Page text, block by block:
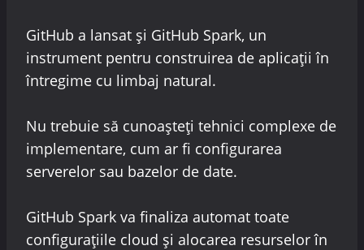
GitHub a lansat și GitHub Spark, un
instrument pentru construirea de aplicații în
întregime cu limbaj natural.
Nu trebuie să cunoașteți tehnici complexe de
implementare, cum ar fi configurarea
serverelor sau bazelor de date.
GitHub Spark va finaliza automat toate
configurațiile cloud și alocarea resurselor în